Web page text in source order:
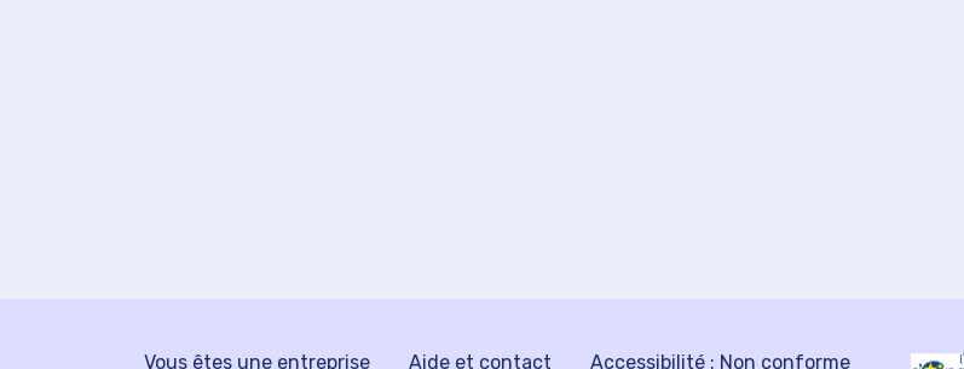
Vous êtes une entreprise Aide et contact Accessibilité : Non conforme